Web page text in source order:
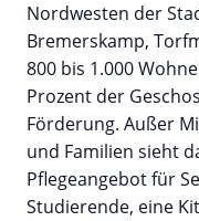
Nordwesten der
Bremerskamp,
800 bis 1.000
Prozent der
Förderung. Außer
und Familien sieht
Pflegeangebot für
Studierende, eine